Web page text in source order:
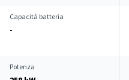
Capacità batteria
-
Potenza